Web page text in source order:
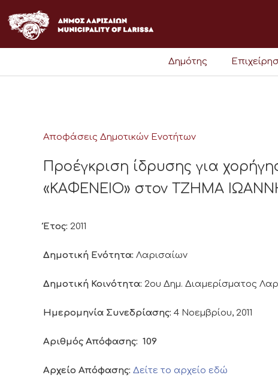
στο
περιεχόμενο
Δημότης
Αποφάσεις Δημοτικών Ενοτήτων
Προέγκριση ίδρυσης για
«ΚΑΦΕΝΕΙΟ» στον ΤΖΗΜΑ
Έτος: 2011
Δημοτική Ενότητα: Λαρισαίων
Δημοτική Κοινότητα: 2ου Δημ. Διαμερίσματος
Ημερομηνία Συνεδρίασης: 4 Νοεμβρίου, 2011
Αριθμός Απόφασης: 109
Αρχείο Απόφασης: Δείτε το αρχείο εδώ